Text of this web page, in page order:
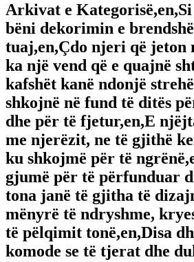
Arkivat e
bëni dekorimin e
tuaj,en,Çdo njeri që jeton
ka një vend që e quajnë
kafshët kanë ndonjë
shkojnë në fund të ditës
dhe për të fjetur,en,E
me njerëzit, ne të gjithë
ku shkojmë për të
gjumë për të përfunduar
tona janë të gjitha të
mënyrë të ndryshme,
të pëlqimit tonë,en,Disa
komode se të tjerat dhe